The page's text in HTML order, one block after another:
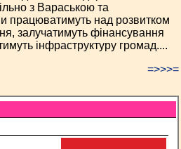
з Вараською та
працюватимуть над розвитком
залучатимуть фінансування
інфраструктуру громад....
=>>>=